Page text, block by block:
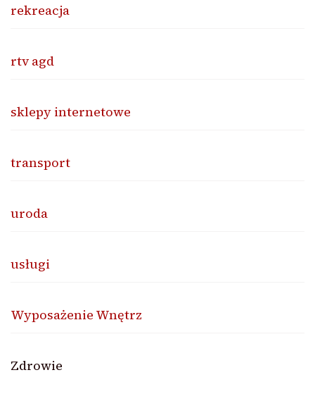
rekreacja
rtv agd
sklepy internetowe
transport
uroda
usługi
Wyposażenie Wnętrz
Zdrowie